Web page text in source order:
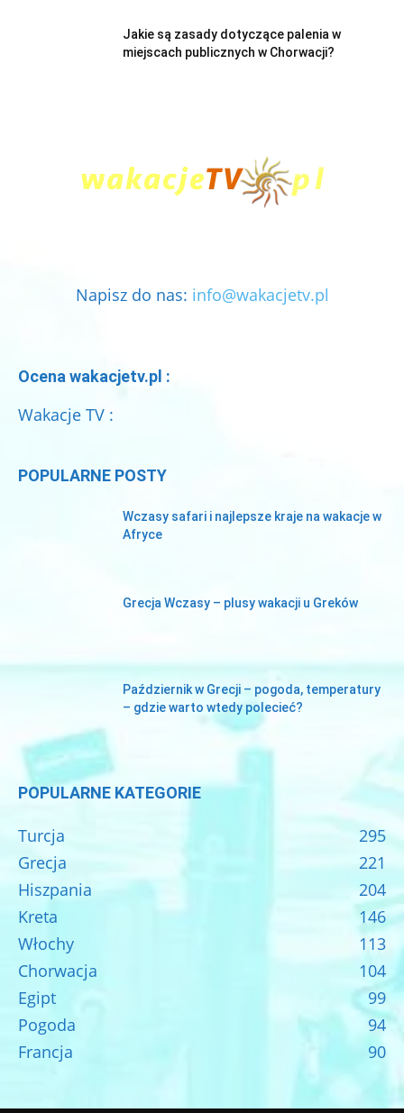
Jakie są zasady dotyczące palenia w
miejscach publicznych w Chorwacji?
Napisz do nas: info@wakacjetv.pl
Ocena wakacjetv.pl :
Wakacje TV :
POPULARNE POSTY
Wczasy safari i najlepsze kraje na wakacje w
Afryce
Grecja Wczasy – plusy wakacji u Greków
Październik w Grecji – pogoda, temperatury
– gdzie warto wtedy polecieć?
POPULARNE KATEGORIE
Turcja
295
Grecja
221
Hiszpania
204
Kreta
146
Włochy
113
Chorwacja
104
Egipt
99
Pogoda
94
Francja
90